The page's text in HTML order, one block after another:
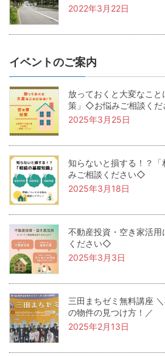
2022年3月22日
イベントのご案内
放っておくと大変なこ
策」◇お悩みご相談く
2025年3月25日
知らないと損する！？
みご相談ください◇
2025年3月18日
不動産投資・空き家活
ください◇
2025年3月3日
三田まちゼミ無料講座
の物件の見つけ方！／
2025年2月13日